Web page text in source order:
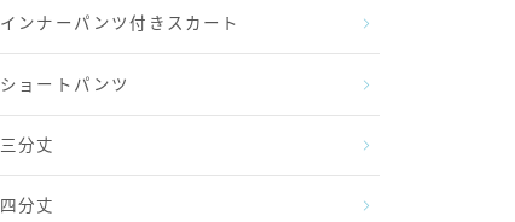
インナーパンツ付きスカート
ショートパンツ
三分丈
四分丈